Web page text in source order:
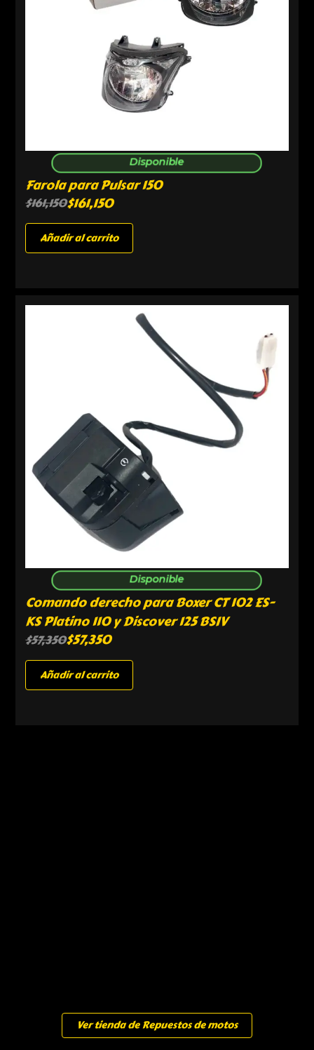
Disponible
Farola para Pulsar 150
$161,150$161,150
Añadir al carrito
Disponible
Comando derecho para Boxer CT 102 ES-
KS Platino 110 y Discover 125 BSIV
$57,350$57,350
Añadir al carrito
Ver tienda de Repuestos de motos